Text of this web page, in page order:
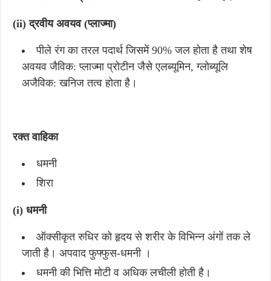
(ii) द्रवीय अवयव (प्लाज्मा)
पीले रंग का तरल पदार्थ जिसमें 90% जल होता है तथा शेष
अवयव जैविक: प्लाज्मा प्रोटीन जैसे एलब्यूमिन, ग्लोब्यूलि
अजैविक: खनिज तत्व होता है।
रक्त वाहिका
धमनी
शिरा
(i) धमनी
ऑक्सीकृत रुधिर को हृदय से शरीर के विभिन्न अंगों तक ले
जाती है। अपवाद फुफ्फुस-धमनी ।
धमनी की भित्ति मोटी व अधिक लचीली होती है।